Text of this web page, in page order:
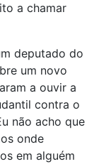
a chamar
deputado do
um novo
a ouvir a
contra o
não acho que
onde
em alguém